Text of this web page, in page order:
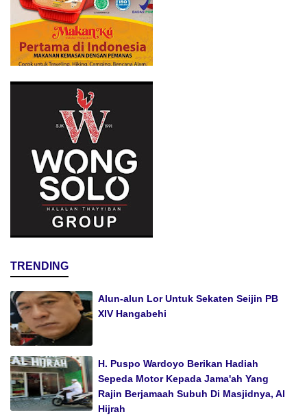
TRENDING
Alun-alun Lor Untuk Sekaten Seijin PB
XIV Hangabehi
H. Puspo Wardoyo Berikan Hadiah
Sepeda Motor Kepada Jama'ah Yang
Rajin Berjamaah Subuh Di Masjidnya, Al
Hijrah